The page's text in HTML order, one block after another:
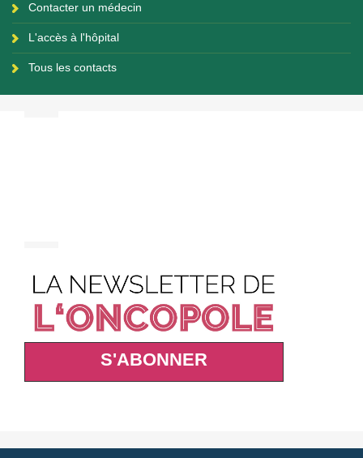
Contacter un médecin
L'accès à l'hôpital
Tous les contacts
S'ABONNER